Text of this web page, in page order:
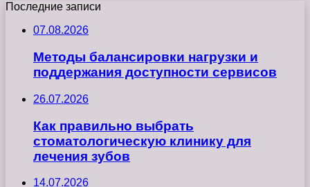
Последние записи
07.08.2026
Методы балансировки нагрузки и
поддержания доступности сервисов
26.07.2026
Как правильно выбрать
стоматологическую клинику для
лечения зубов
14.07.2026